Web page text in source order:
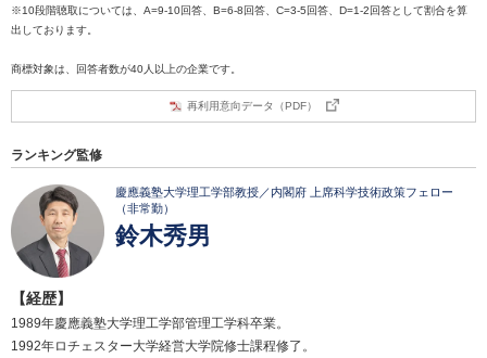
※10段階聴取については、A=9-10回答、B=6-8回答、C=3-5回答、D=1-2回答として割合を算
出しております。
商標対象は、回答者数が40人以上の企業です。
再利用意向データ（PDF）
ランキング監修
慶應義塾大学理工学部教授／内閣府 上席科学技術政策フェロー
（非常勤）
鈴木秀男
【経歴】
1989年慶應義塾大学理工学部管理工学科卒業。
1992年ロチェスター大学経営大学院修士課程修了。